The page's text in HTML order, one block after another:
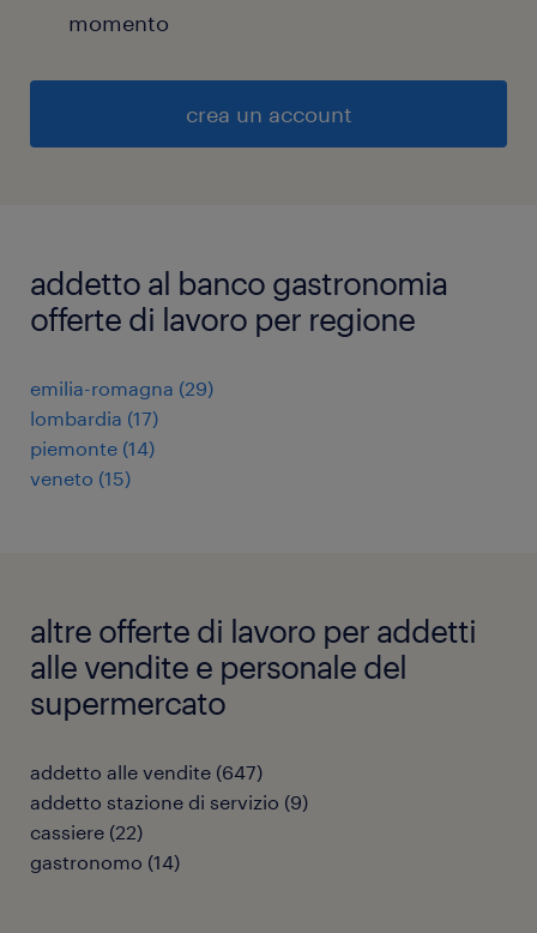
momento
crea un account
addetto al banco gastronomia
offerte di lavoro per regione
emilia-romagna (29)
lombardia (17)
piemonte (14)
veneto (15)
altre offerte di lavoro per addetti
alle vendite e personale del
supermercato
addetto alle vendite (647)
addetto stazione di servizio (9)
cassiere (22)
gastronomo (14)